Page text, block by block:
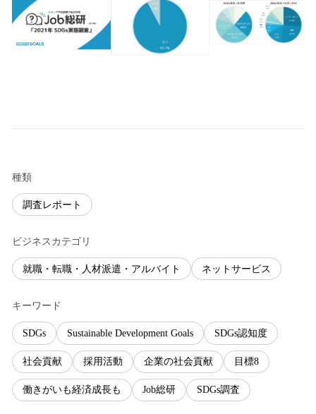
種類
調査レポート
ビジネスカテゴリ
就職・転職・人材派遣・アルバイト ネットサービス
キーワード
SDGs Sustainable Development Goals SDGs認知度
社会貢献 採用活動 企業の社会貢献 目標8
働きがいも経済成長も Job総研 SDGs調査